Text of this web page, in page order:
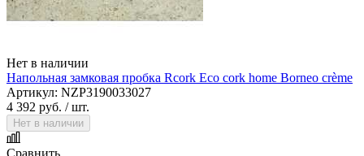
Нет в наличии
Напольная замковая пробка Rcork Eco cork home Borneo crème
Артикул: NZP3190033027
4 392 руб. / шт.
Нет в наличии